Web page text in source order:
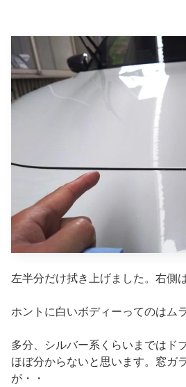
左半分だけ拭き上げました。右側
ホントに白いボディーってのはム
多分、シルバー系くらいまではド
ほぼ分からないと思います。窓ガ
が・・